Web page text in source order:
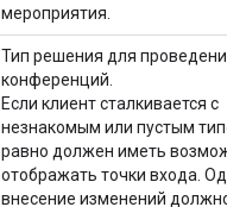
мероприятия.
Тип решения для проведения
конференций.
Если клиент сталкивается с
незнакомым или пустым
равно должен иметь
отображать точки входа.
внесение изменений должно